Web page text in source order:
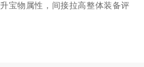
宝物属性，间接拉高整体装备评